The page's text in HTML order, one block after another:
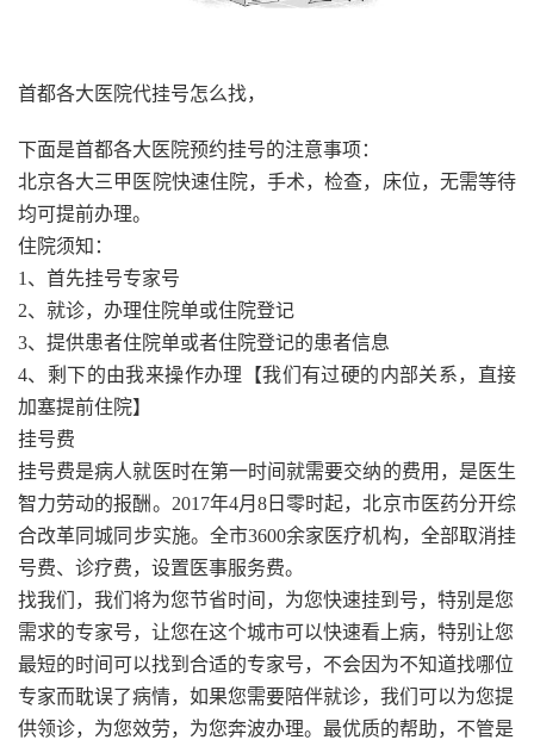
首都各大医院代挂号怎么找，
下面是首都各大医院预约挂号的注意事项：
北京各大三甲医院快速住院，手术，检查，床位，无需等待
均可提前办理。
住院须知：
1、首先挂号专家号
2、就诊，办理住院单或住院登记
3、提供患者住院单或者住院登记的患者信息
4、剩下的由我来操作办理【我们有过硬的内部关系，直接
加塞提前住院】
挂号费
挂号费是病人就医时在第一时间就需要交纳的费用，是医生
智力劳动的报酬。2017年4月8日零时起，北京市医药分开综
合改革同城同步实施。全市3600余家医疗机构，全部取消挂
号费、诊疗费，设置医事服务费。
找我们，我们将为您节省时间，为您快速挂到号，特别是您
需求的专家号，让您在这个城市可以快速看上病，特别让您
最短的时间可以找到合适的专家号，不会因为不知道找哪位
专家而耽误了病情，如果您需要陪伴就诊，我们可以为您提
供领诊，为您效劳，为您奔波办理。最优质的帮助，不管是